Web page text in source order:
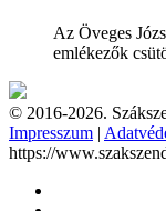
Az Öveges
emlékezők
© 2016-2026.
Impresszum |
https://